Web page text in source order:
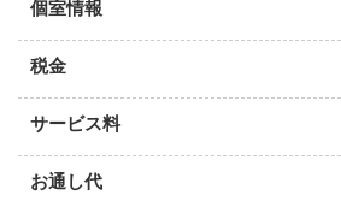
個室情報
税金
サービス料
お通し代